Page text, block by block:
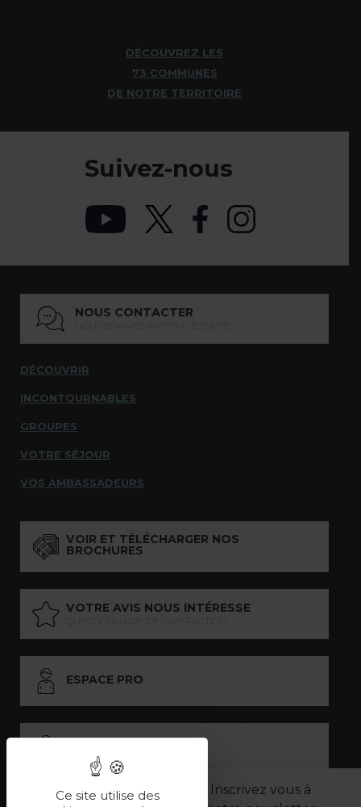
Inscrivez vous à
DÉCOUVREZ LES
73 COMMUNES
DE NOTRE TERRITOIRE
Suivez-nous
NOUS CONTACTER
DÉCOUVRIR
INCONTOURNABLES
GROUPES
VOTRE SÉJOUR
VOS AMBASSADEURS
VOIR ET TÉLÉCHARGER NOS
BROCHURES
VOTRE AVIS NOUS INTÉRESSE
ESPACE PRO
Ce site utilise des